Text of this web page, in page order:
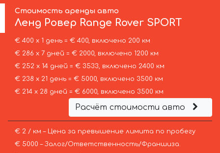
Стоимость аренды авто
Ленд Ровер Range Rover SPORT
€ 400 х 1 день = € 400, включено 200 км
€ 286 х 7 дней = € 2000, включено 1200 км
€ 252 х 14 дней = € 3533, включено 2400 км
€ 238 х 21 день = € 5000, включено 3500 км
€ 214 х 28 дней = € 6000, включено 3500 км
Расчёт стоимости авто
€ 2 / км – Цена за превышение лимита по пробегу
€ 5000 – Залог/Ответственность/Франшиза.